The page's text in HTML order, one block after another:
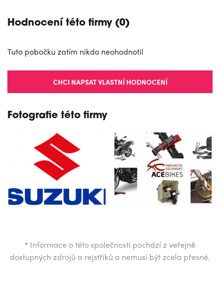
Hodnocení této firmy (0)
Tuto pobočku zatím nikdo neohodnotil
CHCI NAPSAT VLASTNÍ HODNOCENÍ
Fotografie této firmy
* Informace o této společnosti pochází z veřejně
dostupných zdrojů a rejstříků a nemusí být zcela přesné.